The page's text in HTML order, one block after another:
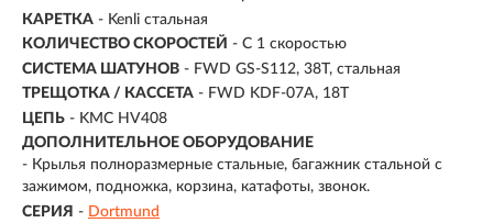
КАРЕТКА - Kenli стальная
КОЛИЧЕСТВО СКОРОСТЕЙ - С 1 скоростью
СИСТЕМА ШАТУНОВ - FWD GS-S112, 38T, стальная
ТРЕЩОТКА / КАССЕТА - FWD KDF-07A, 18T
ЦЕПЬ - KMC HV408
ДОПОЛНИТЕЛЬНОЕ ОБОРУДОВАНИЕ
- Крылья полноразмерные стальные, багажник стальной с
зажимом, подножка, корзина, катафоты, звонок.
СЕРИЯ - Dortmund